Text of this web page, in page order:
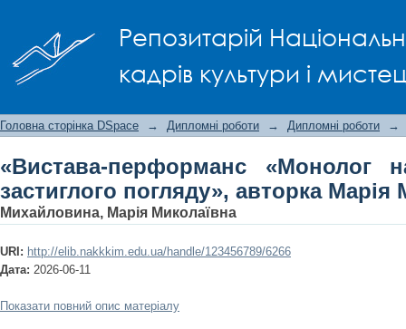
Репозитарій
кадрів культури і
авторка Марія Михайловина
Головна сторінка DSpace → Дипломні роботи → Дипломні роботи →
«Вистава-перформанс «Монолог
застиглого погляду», авторка
Михайловина, Марія Миколаївна
URI: http://elib.nakkkim.edu.ua/handle/123456789/6266
Дата: 2026-06-11
Показати повний опис матеріалу